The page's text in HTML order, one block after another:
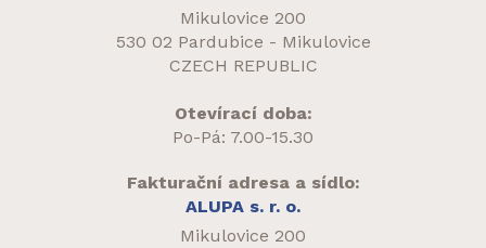
Mikulovice 200
530 02 Pardubice - Mikulovice
CZECH REPUBLIC
Otevírací doba:
Po-Pá: 7.00-15.30
Fakturační adresa a sídlo:
ALUPA s. r. o.
Mikulovice 200